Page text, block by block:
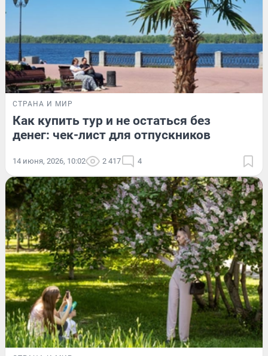
СТРАНА И МИР
Как купить тур и не остаться без
денег: чек-лист для отпускников
14 июня, 2026, 10:02 2 417 4